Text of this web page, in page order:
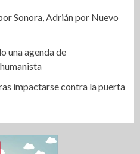
Sonora, Adrián por Nuevo
una agenda de
impactarse contra la puerta